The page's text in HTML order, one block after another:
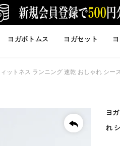
ヨガボトムス ヨガセット
ットネス ランニング 速乾 おしゃれ シ
ヨ
れ